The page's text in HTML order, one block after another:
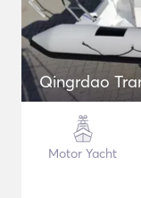
Qingrdao
Motor Yacht